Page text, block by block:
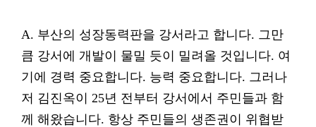
A. 부산의 성장동력판을 강서라고 합니다. 그만
큼 강서에 개발이 물밀 듯이 밀려올 것입니다. 여
기에 경력 중요합니다. 능력 중요합니다. 그러나
저 김진옥이 25년 전부터 강서에서 주민들과 함
께 해왔습니다. 항상 주민들의 생존권이 위협받